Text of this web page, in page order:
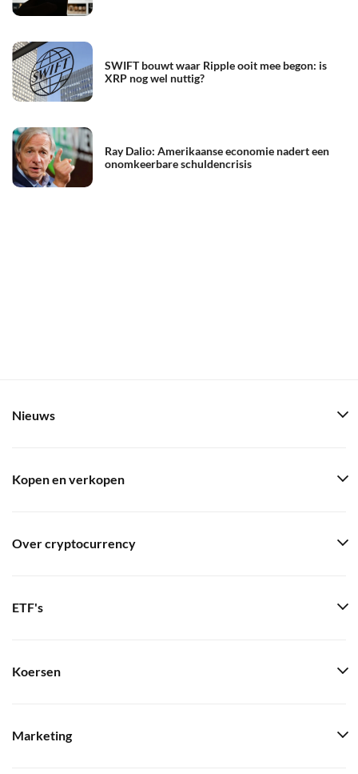
SWIFT bouwt waar Ripple ooit mee begon: is
XRP nog wel nuttig?
Ray Dalio: Amerikaanse economie nadert een
onomkeerbare schuldencrisis
Nieuws
Kopen en verkopen
Over cryptocurrency
ETF's
Koersen
Marketing